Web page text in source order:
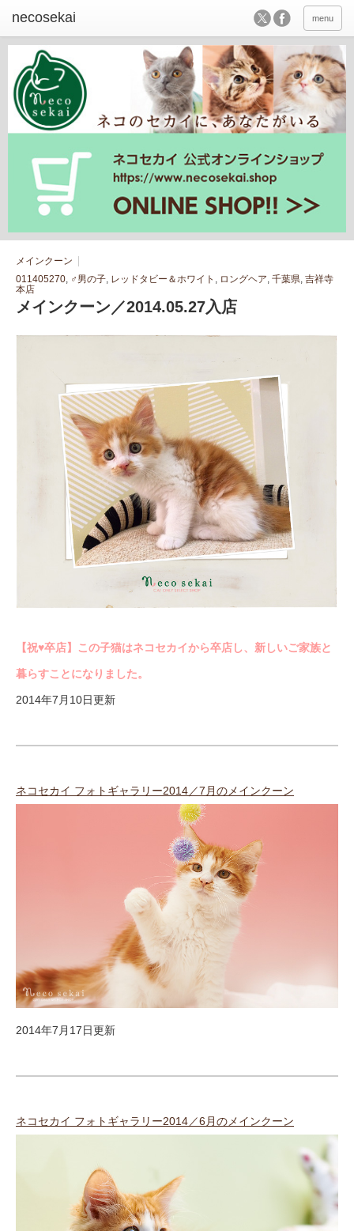
menu
メインクーン
011405270, ♂男の子, レッドタビー＆ホワイト , ロングヘア, 千葉県, 吉祥寺
本店
メインクーン／2014.05.27入店
【祝♥︎卒店】この子猫はネコセカイから卒店し、新しいご家族と
暮らすことになりました。
2014年7月10日更新
ネコセカイ フォトギャラリー2014／7月のメインクーン
2014年7月17日更新
ネコセカイ フォトギャラリー2014／6月のメインクーン